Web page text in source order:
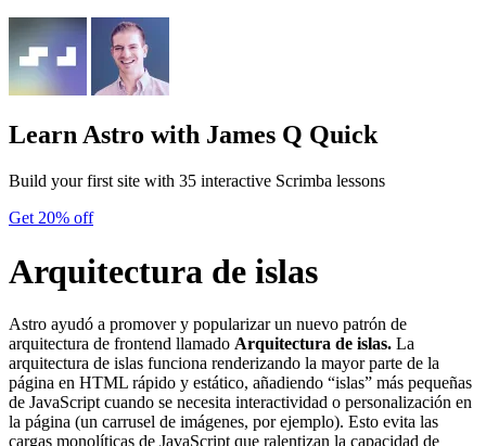
Learn Astro with James Q Quick
Build your first site with 35 interactive Scrimba lessons
Get 20% off
Arquitectura de islas
Astro ayudó a promover y popularizar un nuevo patrón de
arquitectura de frontend llamado Arquitectura de islas. La
arquitectura de islas funciona renderizando la mayor parte de la
página en HTML rápido y estático, añadiendo “islas” más pequeñas
de JavaScript cuando se necesita interactividad o personalización en
la página (un carrusel de imágenes, por ejemplo). Esto evita las
cargas monolíticas de JavaScript que ralentizan la capacidad de